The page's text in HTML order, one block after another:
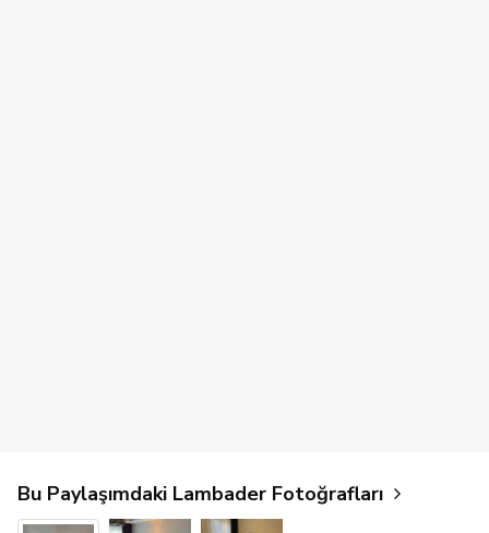
Bu Paylaşımdaki Lambader Fotoğrafları